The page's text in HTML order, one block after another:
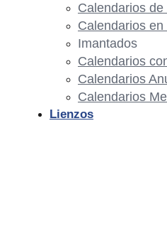
Calendarios de
Calendarios en
Imantados
Calendarios
Calendarios
Calendarios
Lienzos